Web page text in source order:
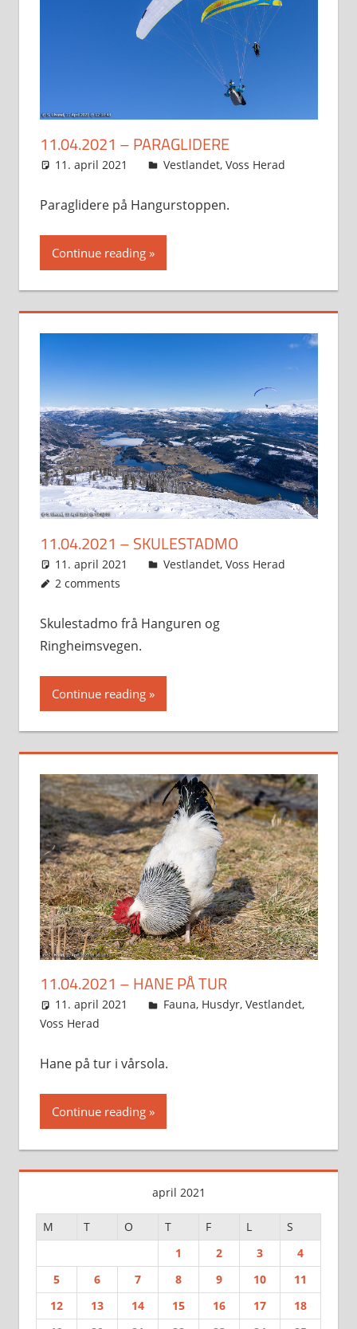
11.04.2021 – PARAGLIDERE
11. april 2021 Svein
Vestlandet, Voss Herad
Paraglidere på Hangurstoppen.
Continue reading
11.04.2021 – SKULESTADMO
11. april 2021 Svein
Vestlandet, Voss Herad
2 comments
Skulestadmo frå Hanguren og
Ringheimsvegen.
Continue reading
11.04.2021 – HANE PÅ TUR
11. april 2021 Svein
Fauna, Husdyr, Vestlandet,
Voss Herad
Hane på tur i vårsola.
Continue reading
april 2021
M T O T F L
S
1
2 3
4
5
6 7 8 9 10
11
12
13 14 15 16 17
18